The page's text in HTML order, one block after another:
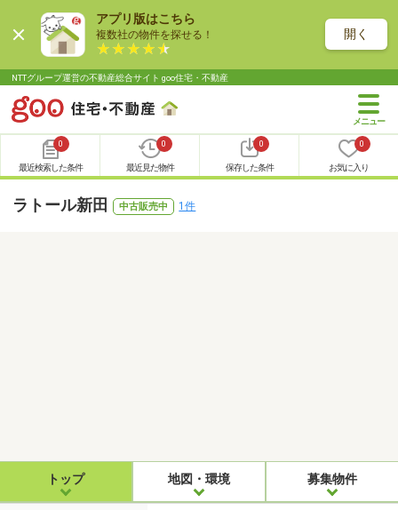
アプリ版はこちら
複数社の物件を探せる！ 開く
NTTグループ運営の不動産総合サイト goo住宅・不動産
0
最近検索した条件
0
最近見た物件
0
保存した条件
0
お気に入り
ラトール新田 中古販売中 1件
トップ 地図・環境 募集物件